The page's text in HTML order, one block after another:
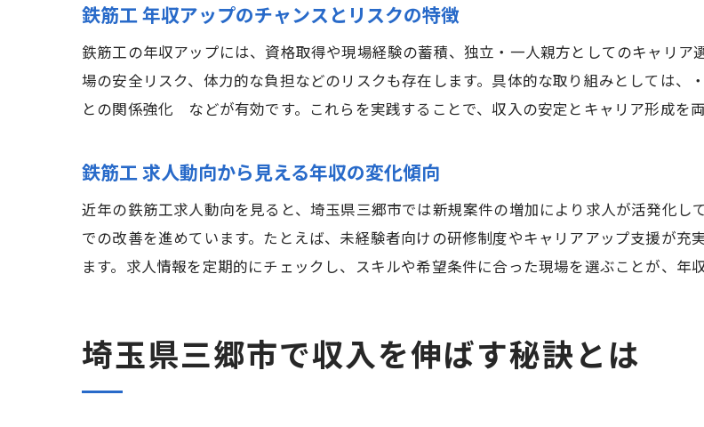
現場経験と知識が鉄筋工 年収に
独学で身に付く鉄筋工 年収向上
一人親方として独立した場合の収入傾
鉄筋工 年収と自営業のリスクと
一人親方の鉄筋工求人と収入の
鉄筋工 年収の変動要因と独立後
鉄筋工 年収に直結する求人選びの
鉄筋工 年収アップのチャンスとリスクの特徴
鉄筋工の年収アップには、資格取得や現場経験の蓄積、独立・一人親方としてのキャリ
場の安全リスク、体力的な負担などのリスクも存在します。具体的な取り組みとしては
との関係強化 などが有効です。これらを実践することで、収入の安定とキャリア形成を両
鉄筋工 求人動向から見える年収の変化傾向
近年の鉄筋工求人動向を見ると、埼玉県三郷市では新規案件の増加により求人が活発化
での改善を進めています。たとえば、未経験者向けの研修制度やキャリアアップ支援が
ます。求人情報を定期的にチェックし、スキルや希望条件に合った現場を選ぶことが、年
埼玉県三郷市で収入を伸ばす秘訣とは